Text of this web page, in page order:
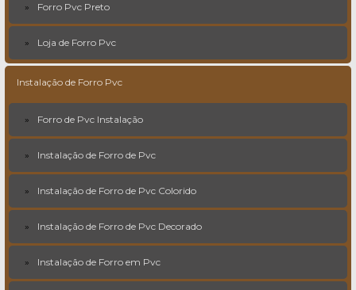
Forro Pvc Preto
Loja de Forro Pvc
Instalação de Forro Pvc
Forro de Pvc Instalação
Instalação de Forro de Pvc
Instalação de Forro de Pvc Colorido
Instalação de Forro de Pvc Decorado
Instalação de Forro em Pvc